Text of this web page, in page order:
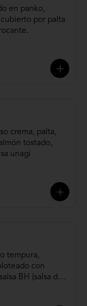
en panko,
por palta
crema, palta,
tostado,
unagi
tempura,
con
BH (salsa de